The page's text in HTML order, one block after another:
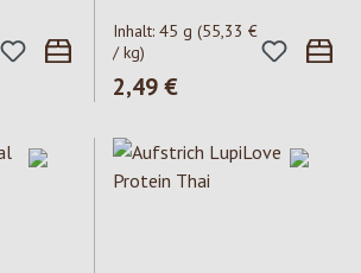
Inhalt: 45 g (55,33 €
/ kg)
Regulärer Preis:
2,49 €